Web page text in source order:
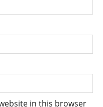
in this browser